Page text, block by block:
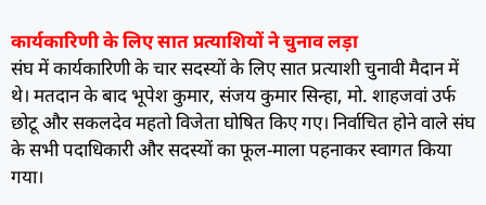
कार्यकारिणी के लिए सात प्रत्याशियों ने चुनाव लड़ा
संघ में कार्यकारिणी के चार सदस्यों के लिए सात प्रत्याशी चुनावी मैदान में
थे। मतदान के बाद भूपेश कुमार, संजय कुमार सिन्हा, मो. शाहजवां उर्फ
छोटू और सकलदेव महतो विजेता घोषित किए गए। निर्वाचित होने वाले संघ
के सभी पदाधिकारी और सदस्यों का फूल-माला पहनाकर स्वागत किया
गया।